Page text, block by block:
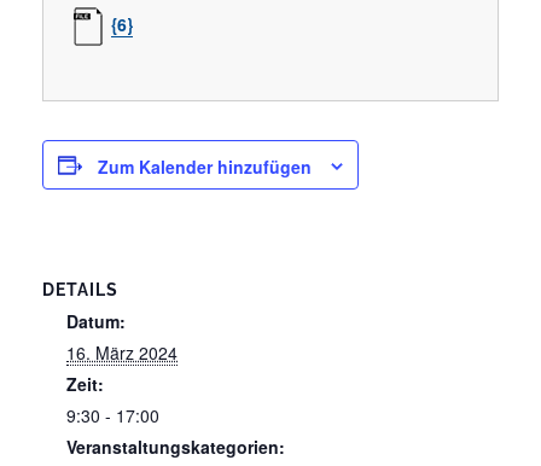
{6}
Zum Kalender hinzufügen
DETAILS
Datum:
16. März 2024
Zeit:
9:30 - 17:00
Veranstaltungskategorien: